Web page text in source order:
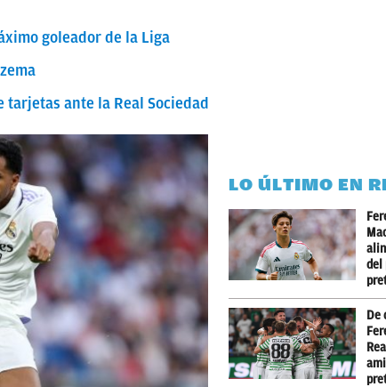
goleador de la Liga
ante la Real Sociedad
LO ÚLTIMO EN
del
De